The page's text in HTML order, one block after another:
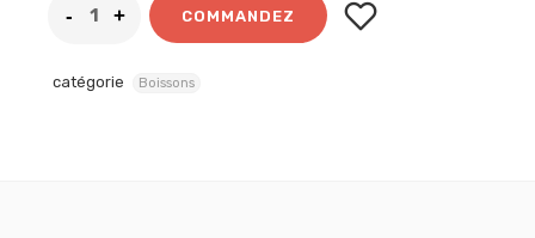
COMMANDEZ
catégorie Boissons